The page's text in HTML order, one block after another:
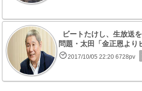
ビートたけし、生放送
問題・太田「金正恩より
2017/10/05 22:20 6728pv